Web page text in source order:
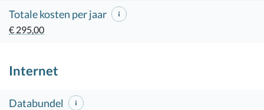
Totale kosten per jaar
€ 295,00
Internet
Databundel